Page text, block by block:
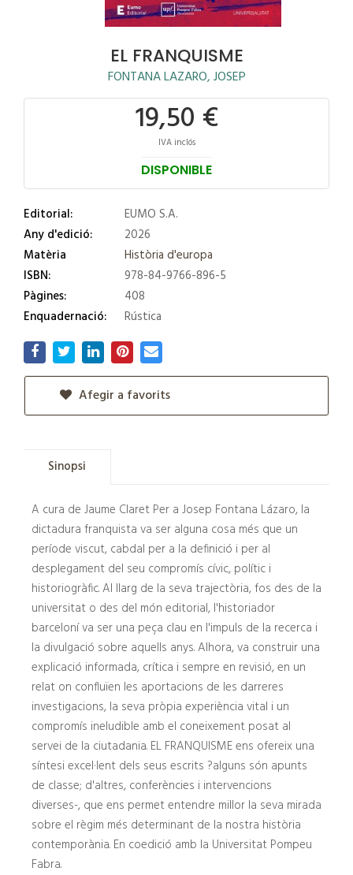
EL FRANQUISME
FONTANA LAZARO, JOSEP
19,50 €
IVA inclós
DISPONIBLE
Editorial:
EUMO S.A.
Any d'edició:
2026
Matèria
Història d'europa
ISBN:
978-84-9766-896-5
Pàgines:
408
Enquadernació:
Rústica
Afegir a favorits
Sinopsi
A cura de Jaume Claret Per a Josep Fontana Lázaro, la
dictadura franquista va ser alguna cosa més que un
període viscut, cabdal per a la definició i per al
desplegament del seu compromís cívic, polític i
historiogràfic. Al llarg de la seva trajectòria, fos des de la
universitat o des del món editorial, l'historiador
barceloní va ser una peça clau en l'impuls de la recerca i
la divulgació sobre aquells anys. Alhora, va construir una
explicació informada, crítica i sempre en revisió, en un
relat on confluïen les aportacions de les darreres
investigacions, la seva pròpia experiència vital i un
compromís ineludible amb el coneixement posat al
servei de la ciutadania. EL FRANQUISME ens ofereix una
síntesi excel·lent dels seus escrits ?alguns són apunts
de classe; d'altres, conferències i intervencions
diverses-, que ens permet entendre millor la seva mirada
sobre el règim més determinant de la nostra història
contemporània. En coedició amb la Universitat Pompeu
Fabra.